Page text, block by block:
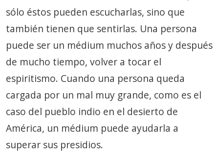
sólo éstos pueden escucharlas, sino que
también tienen que sentirlas. Una persona
puede ser un médium muchos años y después
de mucho tiempo, volver a tocar el
espiritismo. Cuando una persona queda
cargada por un mal muy grande, como es el
caso del pueblo indio en el desierto de
América, un médium puede ayudarla a
superar sus presidios.